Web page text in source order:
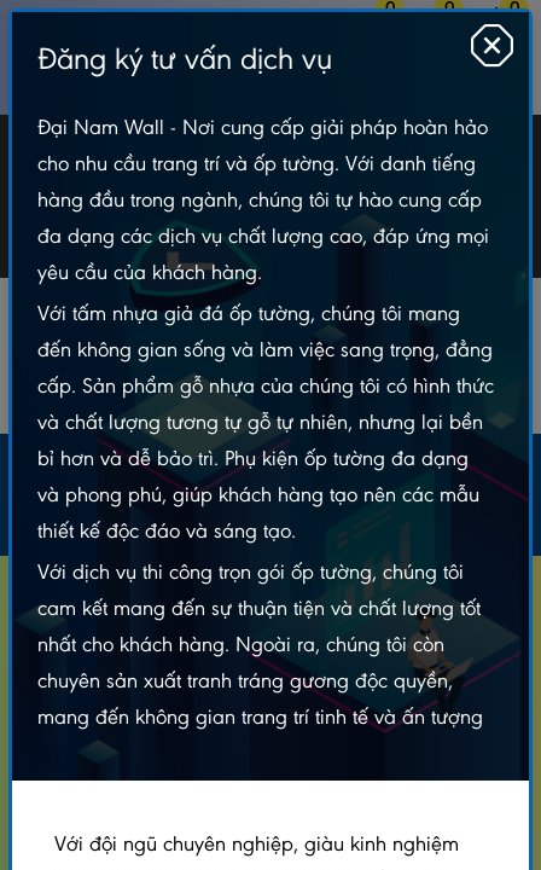
0 0 0
Nhập Mẫu Tài Liệu Website Rau Sạch 10
Nhập Mẫu Tài Liệu Website Rau Sạch 10
Email nhận khuyến mãi:
CÔNG TY CỔ PHẦN ĐẠI NAM WALL
Địa Chỉ Kho Hàng: 170 QL1A , P.Tân Thới Nhất, Quận 12, TP. Hồ Chí Minh
Nhà Máy: 654 Đường Số 1, KDC Vĩnh Lộc, Bình Hưng Hoà B, Q. Bình Tân,
HCM
Điện thoại: 078.22.33.000
Email: intranhtrangguong@gmail.com
Website: https://dainamwall.com
Thời gian làm việc: T2-T7 từ 8h-17h30
DỊCH VỤ
Đăng ký tư vấn dịch vụ
Đại Nam Wall - Nơi cung cấp giải pháp hoàn hảo
cho nhu cầu trang trí và ốp tường. Với danh tiếng
hàng đầu trong ngành, chúng tôi tự hào cung cấp
đa dạng các dịch vụ chất lượng cao, đáp ứng mọi
yêu cầu của khách hàng.
Với tấm nhựa giả đá ốp tường, chúng tôi mang
đến không gian sống và làm việc sang trọng, đẳng
cấp. Sản phẩm gỗ nhựa của chúng tôi có hình thức
và chất lượng tương tự gỗ tự nhiên, nhưng lại bền
bỉ hơn và dễ bảo trì. Phụ kiện ốp tường đa dạng
và phong phú, giúp khách hàng tạo nên các mẫu
thiết kế độc đáo và sáng tạo.
Với dịch vụ thi công trọn gói ốp tường, chúng tôi
cam kết mang đến sự thuận tiện và chất lượng tốt
nhất cho khách hàng. Ngoài ra, chúng tôi còn
chuyên sản xuất tranh tráng gương độc quyền,
mang đến không gian trang trí tinh tế và ấn tượng
Với đội ngũ chuyên nghiệp, giàu kinh nghiệm